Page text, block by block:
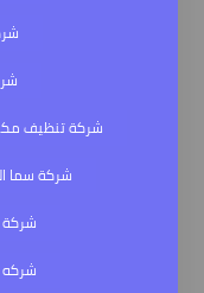
شركة تنظيف
شركة سما
شركة
شركه